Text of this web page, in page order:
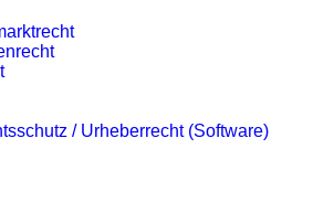
/ Urheberrecht (Software)